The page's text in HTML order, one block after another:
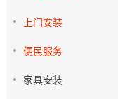
上门安装
便民服务
家具安装